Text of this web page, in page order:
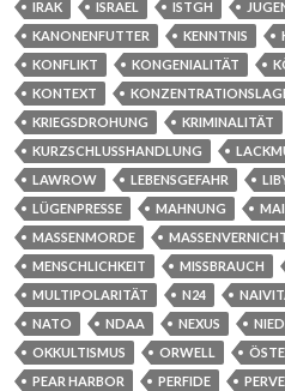
IRAK
ISRAEL ISTGH
KANONENFUTTER
KENNTNIS
KONFLIKT
KONGENIALITÄT
KONTEXT
KRIEGSDROHUNG
KRIMINALITÄT
KURZSCHLUSSHANDLUNG
LAWROW
LEBENSGEFAHR
LÜGENPRESSE
MAHNUNG
MASSENMORDE
MENSCHLICHKEIT
MISSBRAUCH
MULTIPOLARITÄT
N24
NATO
NDAA NEXUS
OKKULTISMUS
ORWELL
PEAR HARBOR
PERFIDE